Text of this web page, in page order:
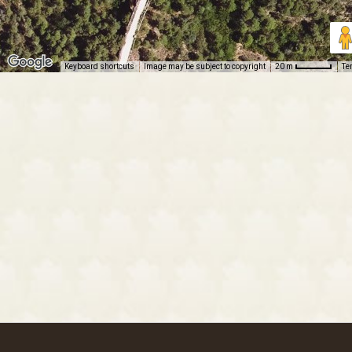
Keyboard shortcuts Image may be subject to copyright 20 m